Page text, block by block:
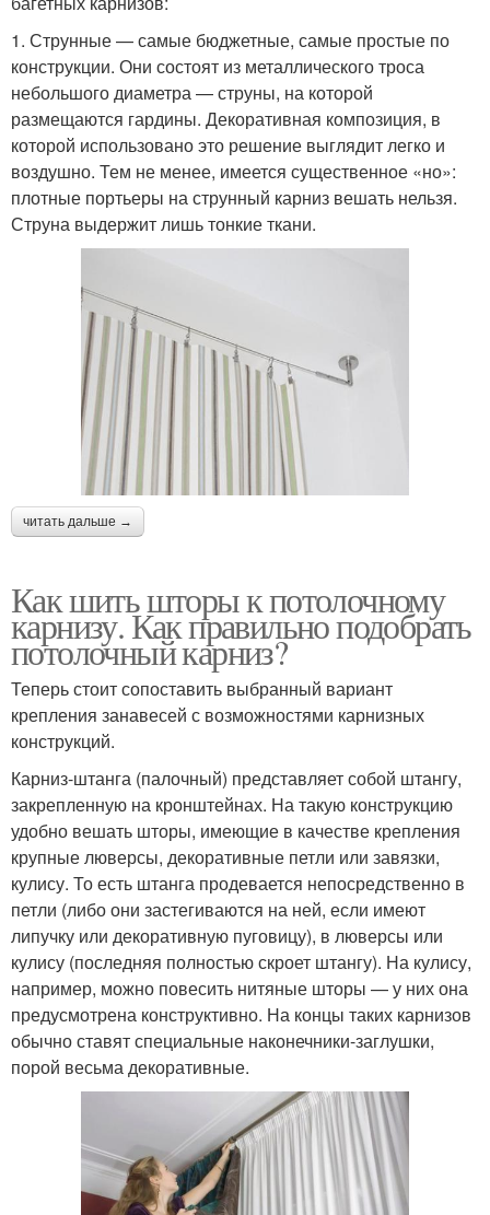
1. Струнные — самые бюджетные, самые простые по
конструкции. Они состоят из металлического троса
небольшого диаметра — струны, на которой
размещаются гардины. Декоративная композиция, в
которой использовано это решение выглядит легко и
воздушно. Тем не менее, имеется существенное «но»:
плотные портьеры на струнный карниз вешать нельзя.
Струна выдержит лишь тонкие ткани.
читать дальше →
Как шить шторы к потолочному
карнизу. Как правильно подобрать
потолочный карниз?
Теперь стоит сопоставить выбранный вариант
крепления занавесей с возможностями карнизных
конструкций.
Карниз-штанга (палочный) представляет собой штангу,
закрепленную на кронштейнах. На такую конструкцию
удобно вешать шторы, имеющие в качестве крепления
крупные люверсы, декоративные петли или завязки,
кулису. То есть штанга продевается непосредственно в
петли (либо они застегиваются на ней, если имеют
липучку или декоративную пуговицу), в люверсы или
кулису (последняя полностью скроет штангу). На кулису,
например, можно повесить нитяные шторы — у них она
предусмотрена конструктивно. На концы таких карнизов
обычно ставят специальные наконечники-заглушки,
порой весьма декоративные.